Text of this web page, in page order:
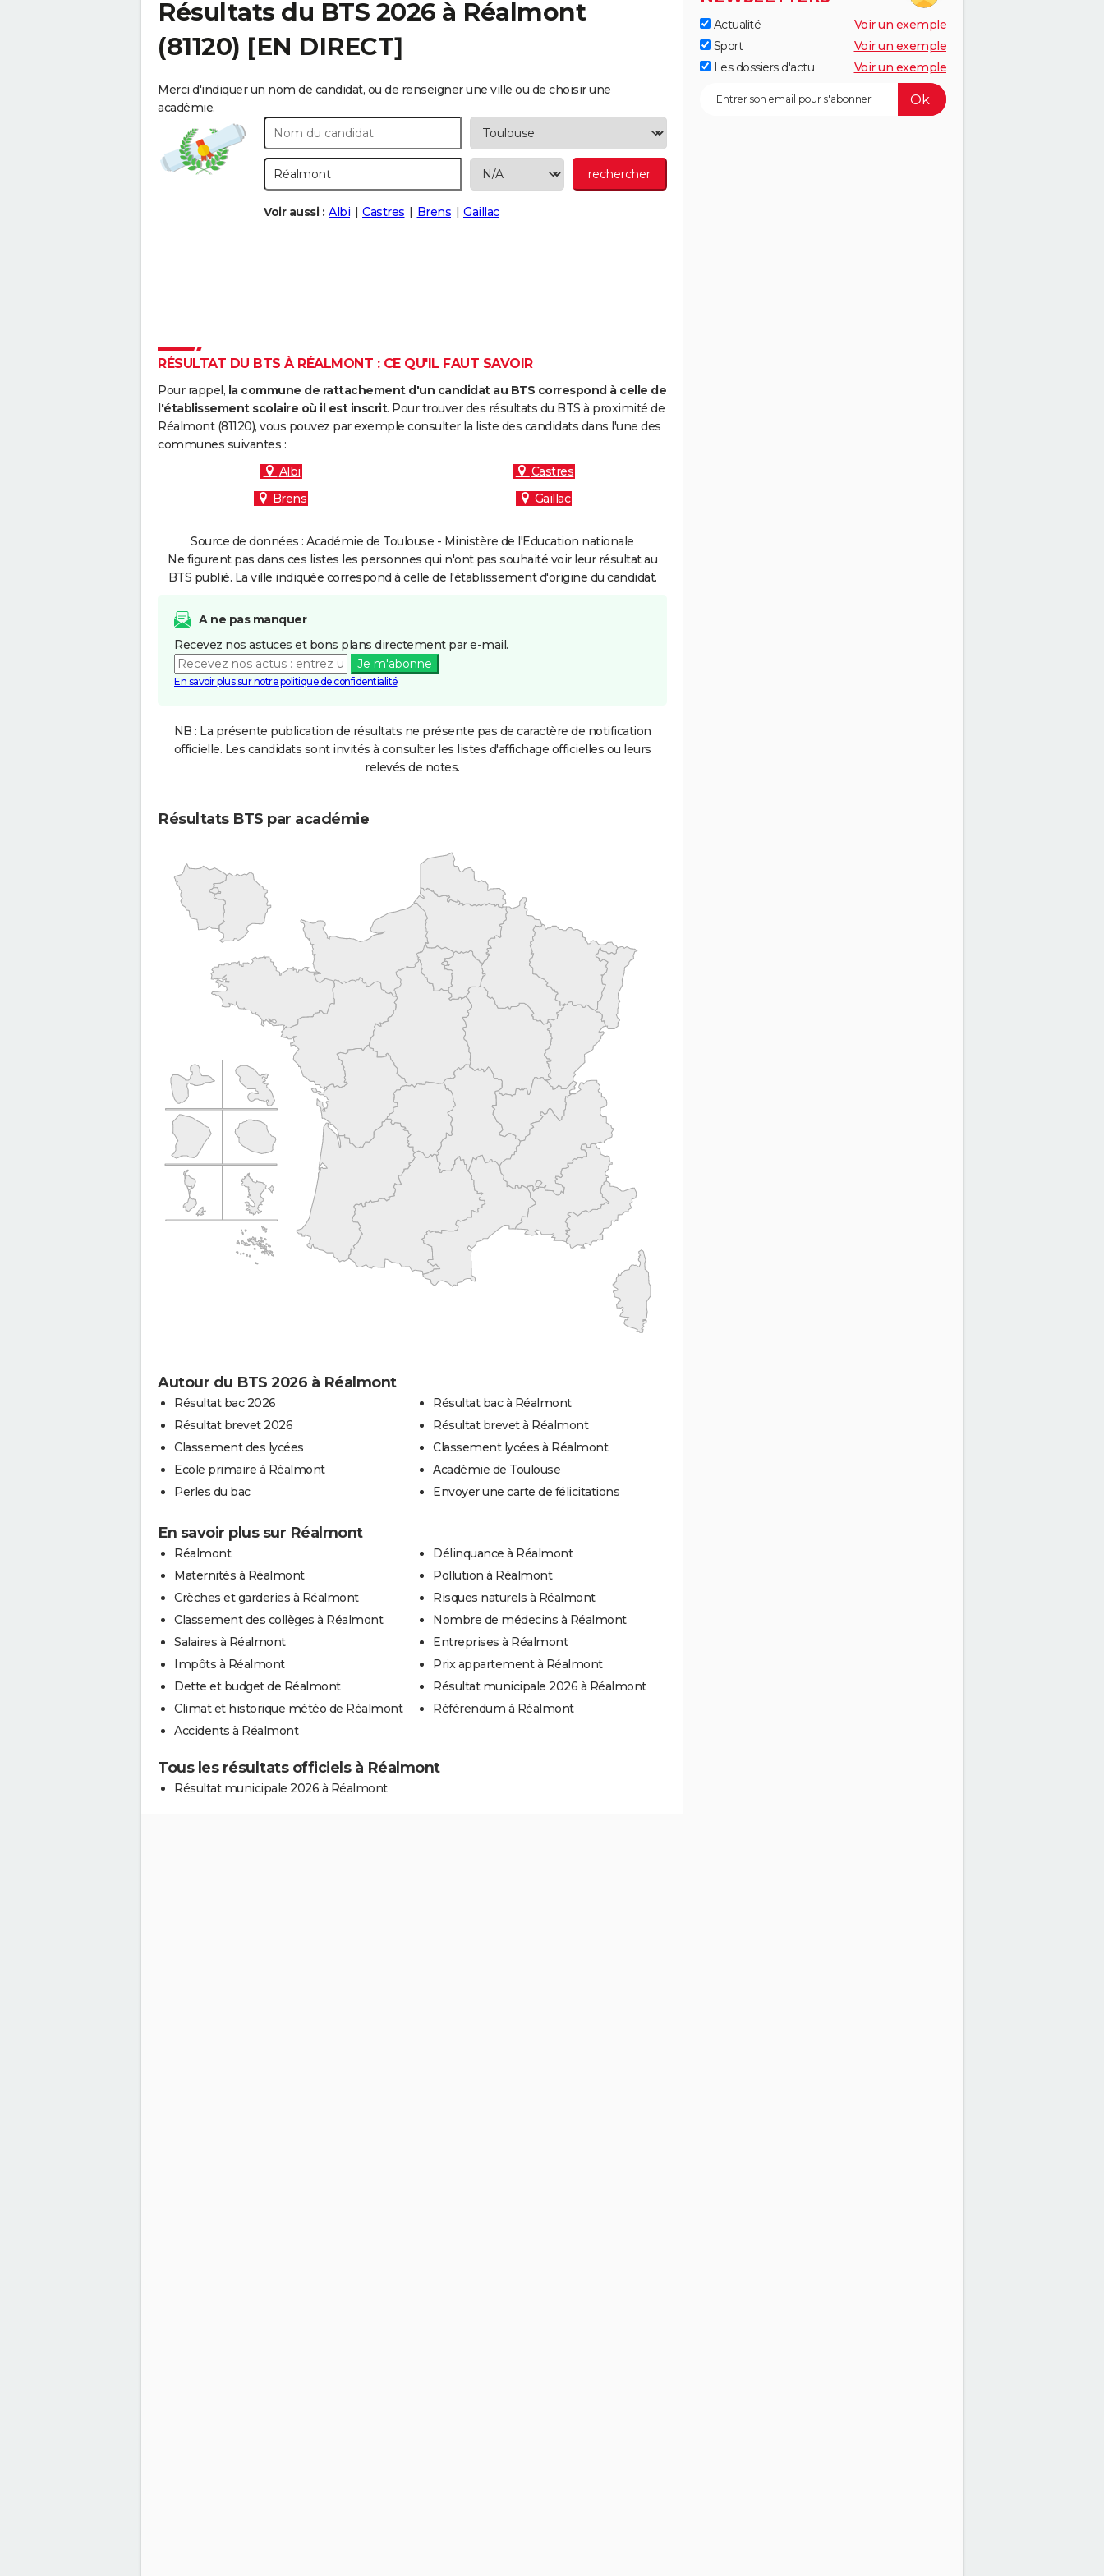
Résultats du BTS 2026 à Réalmont
(81120) [EN DIRECT]
Merci d'indiquer un nom de candidat, ou de renseigner une ville ou de choisir une
académie.
Voir aussi : Albi Castres Brens Gaillac
RÉSULTAT DU BTS À RÉALMONT : CE QU'IL FAUT SAVOIR
Pour rappel, la commune de rattachement d'un candidat au BTS correspond à celle de
l'établissement scolaire où il est inscrit. Pour trouver des résultats du BTS à proximité de
Réalmont (81120), vous pouvez par exemple consulter la liste des candidats dans l'une des
communes suivantes :
Albi
Castres
Brens
Gaillac
Source de données : Académie de Toulouse - Ministère de l'Education nationale
Ne figurent pas dans ces listes les personnes qui n'ont pas souhaité voir leur résultat au
BTS publié. La ville indiquée correspond à celle de l'établissement d'origine du candidat.
A ne pas manquer
Recevez nos astuces et bons plans directement par e-mail.
Je m'abonne
En savoir plus sur notre politique de confidentialité
NB : La présente publication de résultats ne présente pas de caractère de notification
officielle. Les candidats sont invités à consulter les listes d'affichage officielles ou leurs
relevés de notes.
Résultats BTS par académie
Autour du BTS 2026 à Réalmont
Résultat bac 2026
Résultat brevet 2026
Classement des lycées
Ecole primaire à Réalmont
Perles du bac
Résultat bac à Réalmont
Résultat brevet à Réalmont
Classement lycées à Réalmont
Académie de Toulouse
Envoyer une carte de félicitations
En savoir plus sur Réalmont
Réalmont
Maternités à Réalmont
Crèches et garderies à Réalmont
Classement des collèges à Réalmont
Salaires à Réalmont
Impôts à Réalmont
Dette et budget de Réalmont
Climat et historique météo de Réalmont
Accidents à Réalmont
Délinquance à Réalmont
Pollution à Réalmont
Risques naturels à Réalmont
Nombre de médecins à Réalmont
Entreprises à Réalmont
Prix appartement à Réalmont
Résultat municipale 2026 à Réalmont
Référendum à Réalmont
Tous les résultats officiels à Réalmont
Résultat municipale 2026 à Réalmont
Actualité
Voir un exemple
Sport
Voir un exemple
Les dossiers d'actu
Voir un exemple